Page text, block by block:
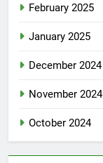
February 2025
January 2025
December 2024
November 2024
October 2024